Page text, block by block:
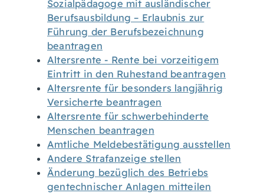
Sozialpädagoge mit ausländischer
Berufsausbildung – Erlaubnis zur
Führung der Berufsbezeichnung
beantragen
Altersrente - Rente bei vorzeitigem
Eintritt in den Ruhestand beantragen
Altersrente für besonders langjährig
Versicherte beantragen
Altersrente für schwerbehinderte
Menschen beantragen
Amtliche Meldebestätigung ausstellen
Andere Strafanzeige stellen
Änderung bezüglich des Betriebs
gentechnischer Anlagen mitteilen